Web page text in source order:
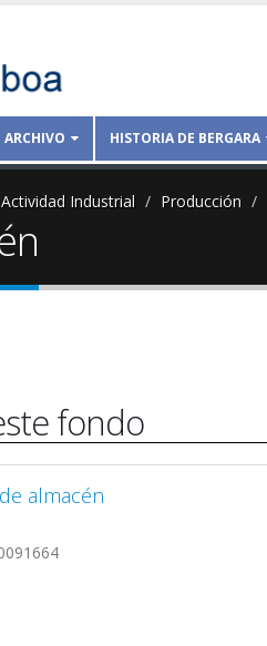
ARCHIVO HISTORIA DE BERGARA
Actividad Industrial Producción
fondo
almacén